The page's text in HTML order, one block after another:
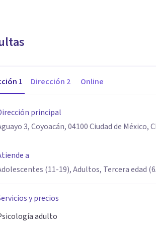
presenciales y en línea, según lo que
Universidad Iberoamericana (IBERO),
1 Dirección 2 Online
principal
3, Coyoacán, 04100 Ciudad de México,
a
(11-19), Adultos, Tercera edad
y precios
adulto